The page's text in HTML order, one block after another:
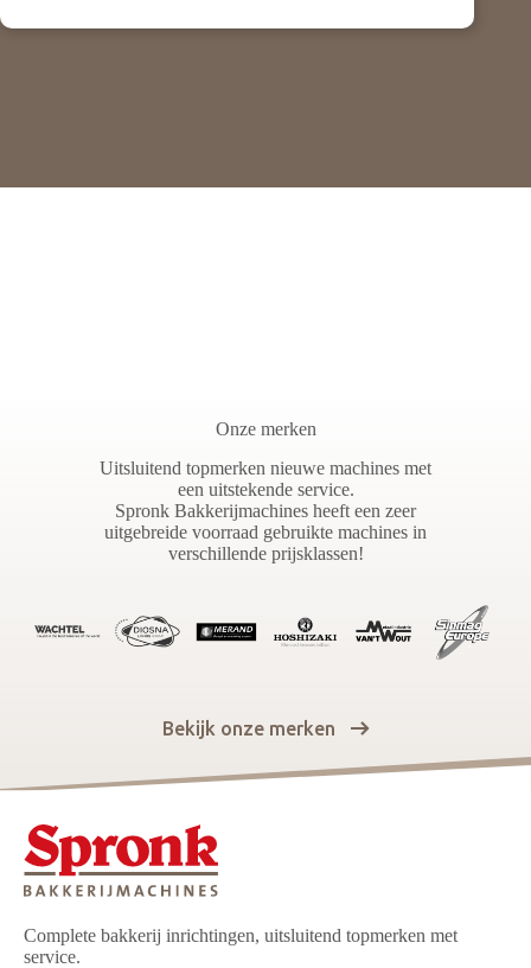
Onze merken
Uitsluitend topmerken nieuwe machines met
een uitstekende service.
Spronk Bakkerijmachines heeft een zeer
uitgebreide voorraad gebruikte machines in
verschillende prijsklassen!
Bekijk onze merken
Complete bakkerij inrichtingen, uitsluitend topmerken met
service.